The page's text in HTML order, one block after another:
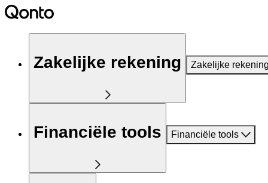
Zakelijke rekening Zakelijke
Financiële tools Financiële tools